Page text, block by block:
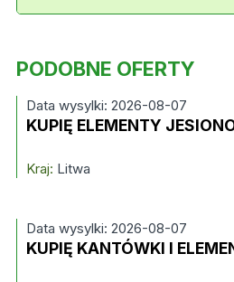
PODOBNE OFERTY
Data wysylki: 2026-08-07
KUPIĘ ELEMENTY
Kraj: Litwa
Data wysylki: 2026-08-07
KUPIĘ KANTÓWKI I